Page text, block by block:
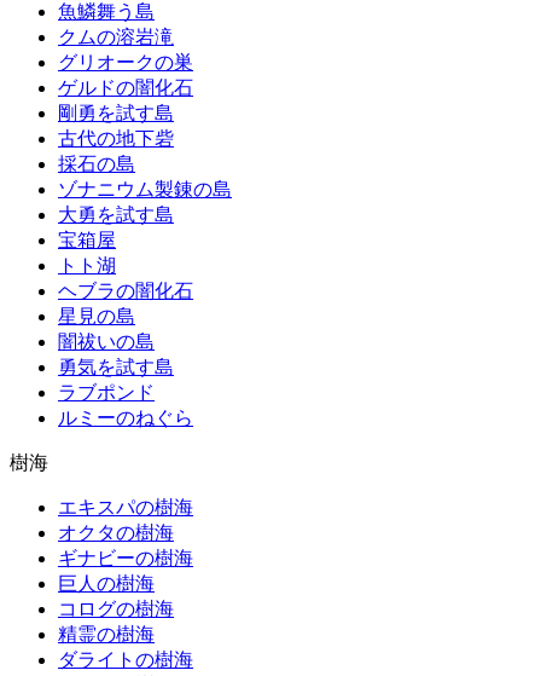
魚鱗舞う島
クムの溶岩滝
グリオークの巣
ゲルドの闇化石
剛勇を試す島
古代の地下砦
採石の島
ゾナニウム製錬の島
大勇を試す島
宝箱屋
トト湖
ヘブラの闇化石
星見の島
闇祓いの島
勇気を試す島
ラブポンド
ルミーのねぐら
樹海
エキスパの樹海
オクタの樹海
ギナビーの樹海
巨人の樹海
コログの樹海
精霊の樹海
ダライトの樹海